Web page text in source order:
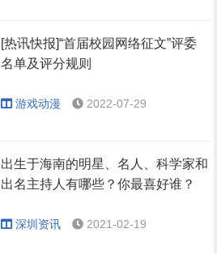
[热讯快报]“首届校园网络征文”评委
名单及评分规则
游戏动漫 2022-07-29
出生于海南的明星、名人、科学家和
出名主持人有哪些？你最喜好谁？
深圳资讯 2021-02-19